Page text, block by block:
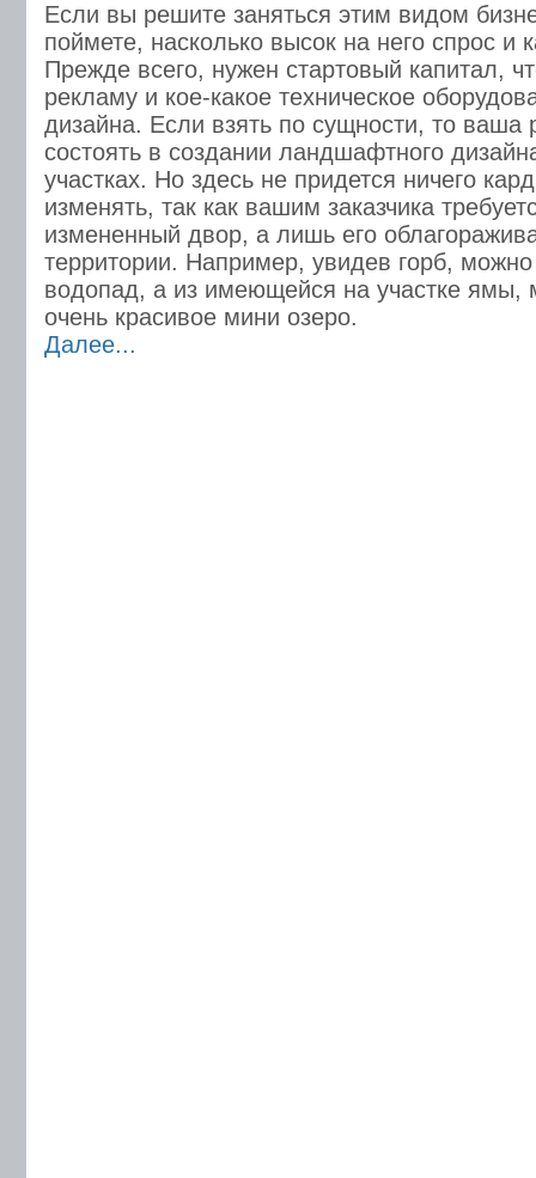
Если вы решите заняться этим видом
поймете, насколько высок на него спрос и
Прежде всего, нужен стартовый капитал,
рекламу и кое-какое техническое
дизайна. Если взять по сущности, то ваша
состоять в создании ландшафтного
участках. Но здесь не придется ничего
изменять, так как вашим заказчика
измененный двор, а лишь его
территории. Например, увидев горб, можно
водопад, а из имеющейся на участке ямы,
очень красивое мини озеро.
Далее...